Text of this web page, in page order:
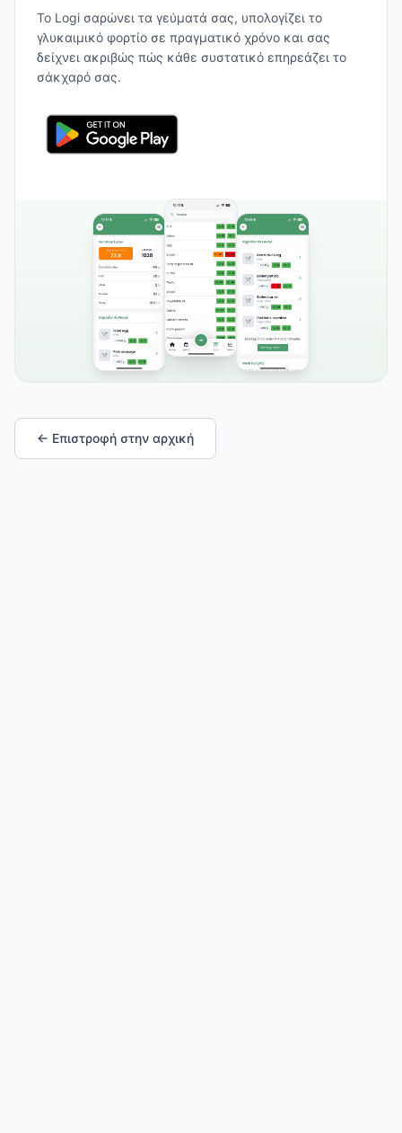
Το Logi σαρώνει τα γεύματά σας, υπολογίζει το
γλυκαιμικό φορτίο σε πραγματικό χρόνο και σας
δείχνει ακριβώς πώς κάθε συστατικό επηρεάζει το
σάκχαρό σας.
← Επιστροφή στην αρχική